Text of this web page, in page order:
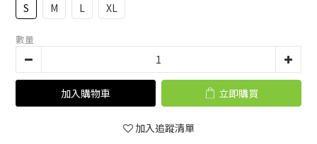
S M L XL
數量
加入購物車 立即購買
加入追蹤清單